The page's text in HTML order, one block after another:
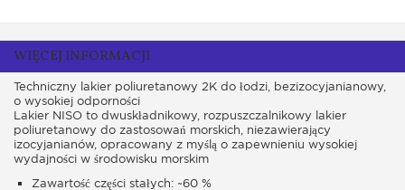
WIĘCEJ INFORMACJI
Techniczny lakier poliuretanowy 2K do łodzi, bezizocyjanianowy,
o wysokiej odporności
Lakier NISO to dwuskładnikowy, rozpuszczalnikowy lakier
poliuretanowy do zastosowań morskich, niezawierający
izocyjanianów, opracowany z myślą o zapewnieniu wysokiej
wydajności w środowisku morskim
Zawartość części stałych: ~60 %